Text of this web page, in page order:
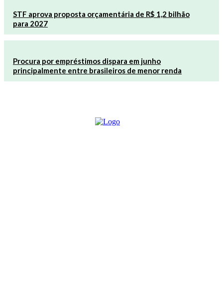
STF aprova proposta orçamentária de R$ 1,2 bilhão
para 2027
Procura por empréstimos dispara em junho
principalmente entre brasileiros de menor renda